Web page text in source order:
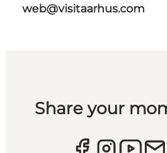
web@visitaarhus.com
Share your